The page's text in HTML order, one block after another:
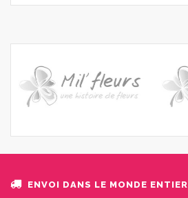
ENVOI DANS LE MONDE ENTIER